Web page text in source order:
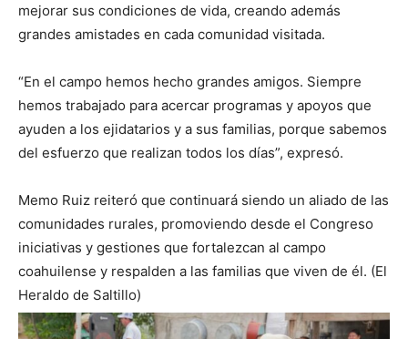
mejorar sus condiciones de vida, creando además
grandes amistades en cada comunidad visitada.
“En el campo hemos hecho grandes amigos. Siempre
hemos trabajado para acercar programas y apoyos que
ayuden a los ejidatarios y a sus familias, porque sabemos
del esfuerzo que realizan todos los días”, expresó.
Memo Ruiz reiteró que continuará siendo un aliado de las
comunidades rurales, promoviendo desde el Congreso
iniciativas y gestiones que fortalezcan al campo
coahuilense y respalden a las familias que viven de él. (El
Heraldo de Saltillo)